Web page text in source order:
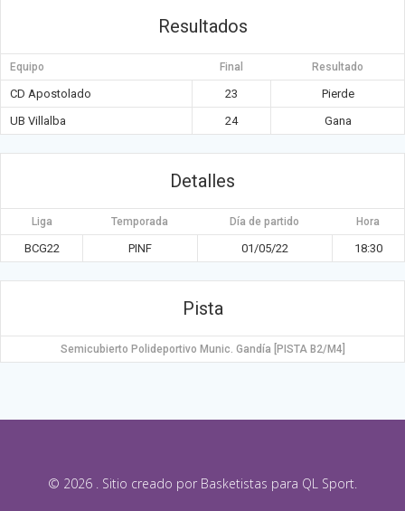
Resultados
Equipo Final Resultado
CD Apostolado 23
Pierde
UB Villalba
24 Gana
Detalles
Liga Temporada Día de partido Hora
BCG22 PINF 01/05/22 18:30
Pista
Semicubierto Polideportivo Munic. Gandía [PISTA B2/M4]
© 2026 . Sitio creado por Basketistas para QL Sport.